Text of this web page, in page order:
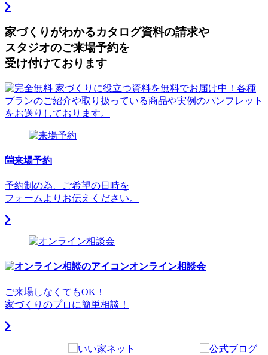
家づくりがわかるカタログ資料の請求や
スタジオのご来場予約を
受け付けております
来場予約
予約制の為、ご希望の日時を
フォームよりお伝えください。
オンライン相談会
ご来場しなくてもOK！
家づくりのプロに簡単相談！